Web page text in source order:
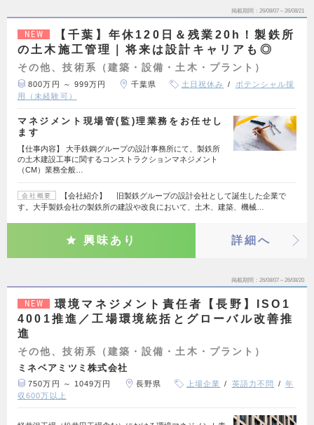
掲載期間 26/08/07～26/08/21
NEW
【千葉】年休120日＆残業20h！製鉄所
の土木施工管理｜将来は設計キャリアも◎
その他、技術系（建築・設備・土木・プラント）
800万円 ～ 999万円 千葉県 土日祝休み
ポテンシャル採
用（未経験可）
マネジメント現場管(監)理業務をお任せし
ます
【仕事内容】 大手鉄鋼グループの設計事務所にて、製鉄所
の土木建設工事に関するコンストラクションマネジメント
（CM）業務全般…
会社概要
【会社紹介】 旧製鉄グループの設計会社として誕生した企業で
す。大手製鉄会社の製鉄所の建設や改良において、土木、建築、機械…
興味あり 詳細へ
掲載期間 26/08/07～26/08/20
NEW
環境マネジメント責任者【長野】ISO1
4001推進／工場環境統括とグローバル改善推
進
その他、技術系（建築・設備・土木・プラント）
ミネベアミツミ株式会社
750万円 ～ 1049万円 長野県 上場企業 英語力不問
年
収600万以上